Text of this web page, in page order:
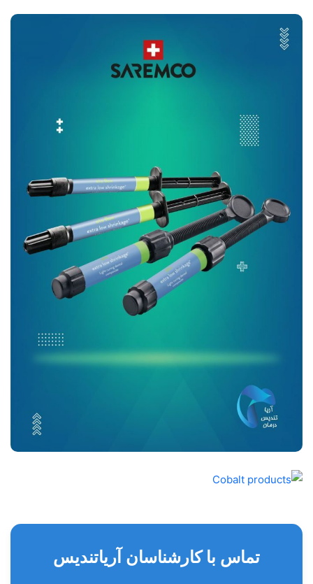
تماس با کارشناسان آریاتندیس